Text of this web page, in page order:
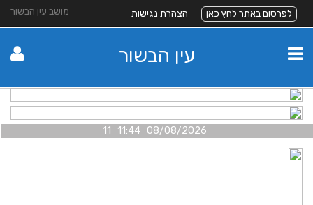
מושב עין הבשור לפרסום באתר לחץ כאן הצהרת נגישות
עין הבשור
08/08/2026 11:44 11